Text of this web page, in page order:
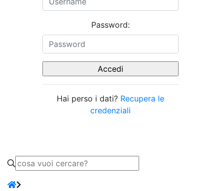
Password:
Hai perso i dati? Recupera le
credenziali